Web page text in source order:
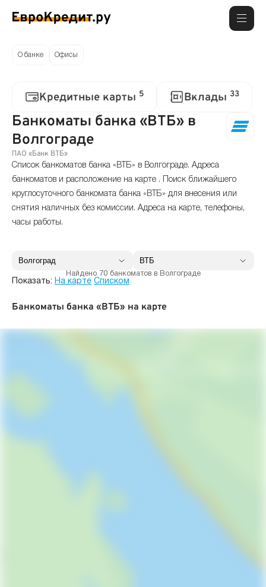
О банке Офисы
Кредитные карты 5 Вклады 33
Банкоматы банка «ВТБ» в
Волгограде
ПАО «Банк ВТБ»
Список банкоматов банка «ВТБ» в Волгограде. Адреса
банкоматов и расположение на карте . Поиск ближайшего
круглосуточного банкомата банка «ВТБ» для внесения или
снятия наличных без комиссии. Адреса на карте, телефоны,
часы работы.
Найдено 70 банкоматов в Волгограде
Показать: На карте Списком
Банкоматы банка «ВТБ» на карте